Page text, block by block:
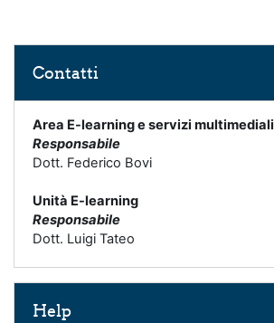
Contatti
Area E-learning e servizi multimediali
Responsabile
Dott. Federico Bovi
Unità E-learning
Responsabile
Dott. Luigi Tateo
Help